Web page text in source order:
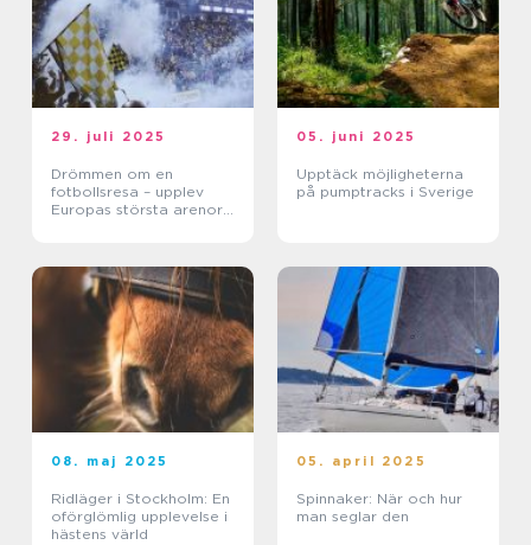
29. juli 2025
Drömmen om en
fotbollsresa – upplev
Europas största arenor
05. juni 2025
Upptäck möjligheterna
på pumptracks i Sverige
08. maj 2025
Ridläger i Stockholm: En
oförglömlig upplevelse i
hästens värld
05. april 2025
Spinnaker: När och hur
man seglar den